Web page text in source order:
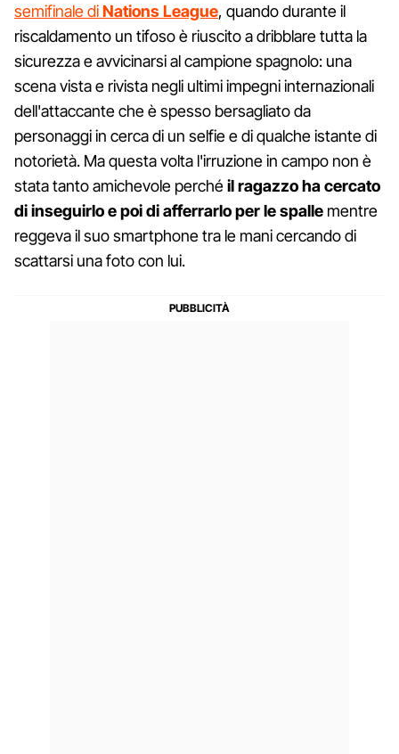
semifinale diNations League, quando durante il
riscaldamento un tifoso è riuscito a dribblare tutta la
sicurezza e avvicinarsi al campione spagnolo: una
scena vista e rivista negli ultimi impegni internazionali
dell'attaccante che è spesso bersagliato da
personaggi in cerca di un selfie e di qualche istante di
notorietà. Ma questa volta l'irruzione in campo non è
stata tanto amichevole perchéil ragazzo ha cercato
di inseguirlo e poi di afferrarlo per le spalle mentre
reggeva il suo smartphone tra le mani cercando di
scattarsi una foto con lui.